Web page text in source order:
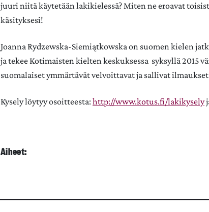
juuri niitä käytetään lakikielessä? Miten ne eroavat
käsityksesi!
Joanna Rydzewska-Siemiątkowska on suomen kielen
ja tekee Kotimaisten kielten keskuksessa syksyllä 2015
suomalaiset ymmärtävät velvoittavat ja sallivat
Kysely löytyy osoitteesta:http://www.kotus.fi/lakikysely
Aiheet: